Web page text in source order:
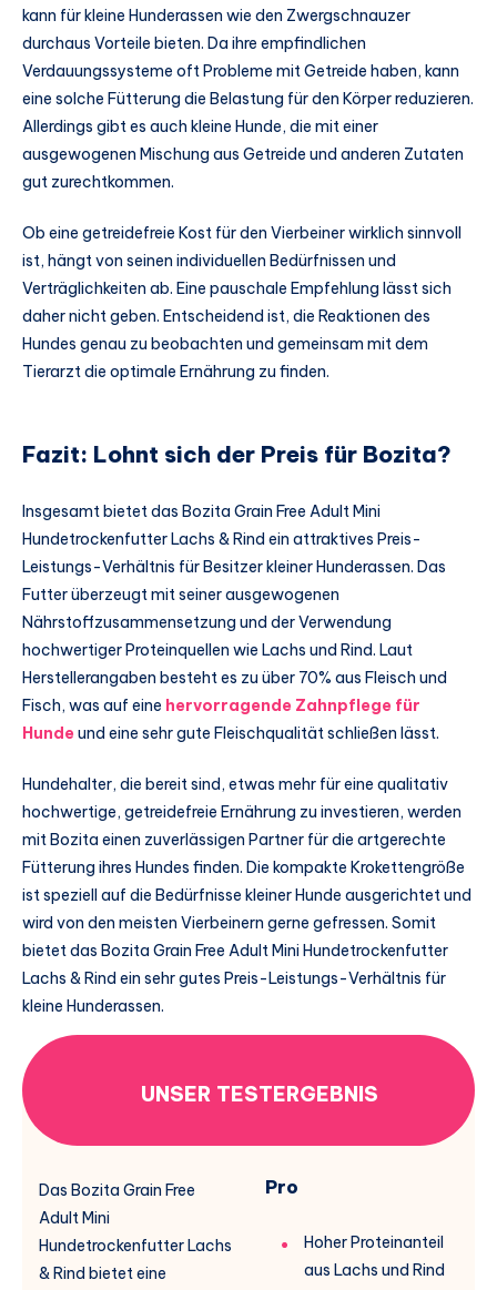
kann für kleine Hunderassen wie den Zwergschnauzer
durchaus Vorteile bieten. Da ihre empfindlichen
Verdauungssysteme oft Probleme mit Getreide haben, kann
eine solche Fütterung die Belastung für den Körper reduzieren.
Allerdings gibt es auch kleine Hunde, die mit einer
ausgewogenen Mischung aus Getreide und anderen Zutaten
gut zurechtkommen.
Ob eine getreidefreie Kost für den Vierbeiner wirklich sinnvoll
ist, hängt von seinen individuellen Bedürfnissen und
Verträglichkeiten ab. Eine pauschale Empfehlung lässt sich
daher nicht geben. Entscheidend ist, die Reaktionen des
Hundes genau zu beobachten und gemeinsam mit dem
Tierarzt die optimale Ernährung zu finden.
Fazit: Lohnt sich der Preis für Bozita?
Insgesamt bietet das Bozita Grain Free Adult Mini
Hundetrockenfutter Lachs & Rind ein attraktives Preis-
Leistungs-Verhältnis für Besitzer kleiner Hunderassen. Das
Futter überzeugt mit seiner ausgewogenen
Nährstoffzusammensetzung und der Verwendung
hochwertiger Proteinquellen wie Lachs und Rind. Laut
Herstellerangaben besteht es zu über 70% aus Fleisch und
Fisch, was auf eine hervorragende Zahnpflege für
Hunde und eine sehr gute Fleischqualität schließen lässt.
Hundehalter, die bereit sind, etwas mehr für eine qualitativ
hochwertige, getreidefreie Ernährung zu investieren, werden
mit Bozita einen zuverlässigen Partner für die artgerechte
Fütterung ihres Hundes finden. Die kompakte Krokettengröße
ist speziell auf die Bedürfnisse kleiner Hunde ausgerichtet und
wird von den meisten Vierbeinern gerne gefressen. Somit
bietet das Bozita Grain Free Adult Mini Hundetrockenfutter
Lachs & Rind ein sehr gutes Preis-Leistungs-Verhältnis für
kleine Hunderassen.
UNSER TESTERGEBNIS
Das Bozita Grain Free
Adult Mini
Hundetrockenfutter Lachs
& Rind bietet eine
Pro
Hoher Proteinanteil
aus Lachs und Rind